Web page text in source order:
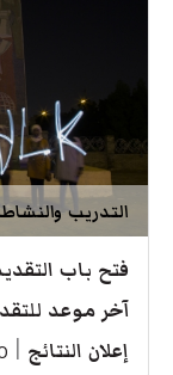
التدريب
فتح باب
آخر موعد
إعلان النتائج